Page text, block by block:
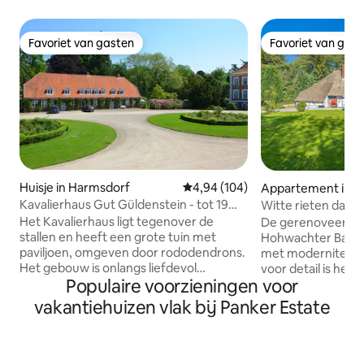
Favoriet van gasten
Favoriet van gasten
Huisje in Harmsdorf Gemiddelde beoordeling van
4,94 (104)
Kavalierhaus Gut Güldenstein - tot 19
personen
Het Kavalierhaus ligt tegenover de
stallen en heeft een grote tuin met
paviljoen, omgeven door rododendrons.
Het gebouw is onlangs liefdevol
gerestaureerd. Op de eerste verdieping
bevindt zich een ruime eetkamer, de
keuken met aparte voorraadkast, een
Favoriet van
Favoriet van
Appartement in
f
Witte rieten
De
Hohwachter Bay
met moderniteit. Met veel aandacht
voor detail is het
uitgebreid
ingericht. Het appartement ik boeit met
180 vierkante
Populaire voorzieningen voor
vakantiehuizen vlak bij Panker Estate